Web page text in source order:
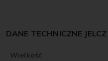
DANE TECHNICZNE
Wielkość